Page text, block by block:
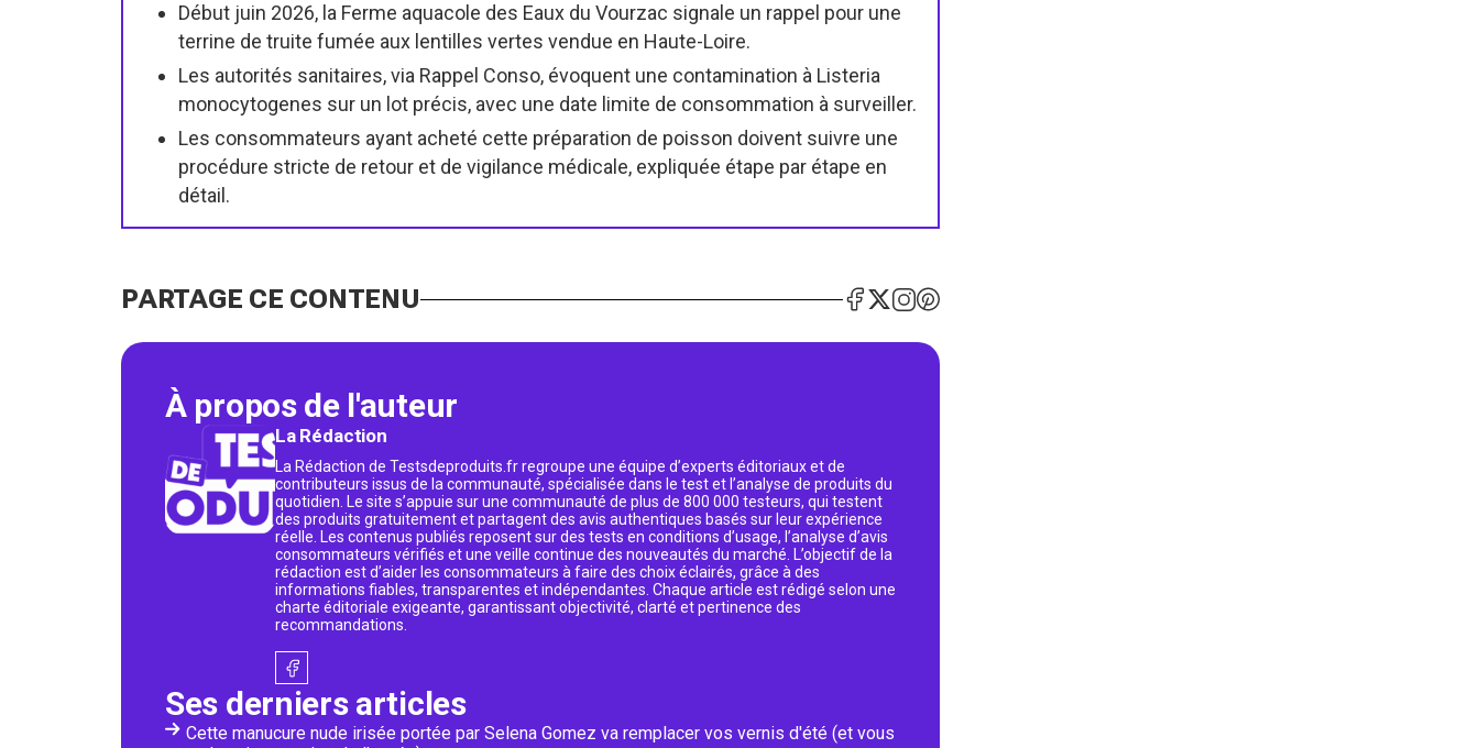
Début juin 2026, la Ferme aquacole des Eaux du Vourzac signale un rappel pour une
terrine de truite fumée aux lentilles vertes vendue en Haute-Loire.
Les autorités sanitaires, via Rappel Conso, évoquent une contamination à Listeria
monocytogenes sur un lot précis, avec une date limite de consommation à surveiller.
Les consommateurs ayant acheté cette préparation de poisson doivent suivre une
procédure stricte de retour et de vigilance médicale, expliquée étape par étape en
détail.
PARTAGE CE CONTENU
À propos de l'auteur
La Rédaction
La Rédaction de Testsdeproduits.fr regroupe une équipe d’experts éditoriaux et de
contributeurs issus de la communauté, spécialisée dans le test et l’analyse de produits du
quotidien. Le site s’appuie sur une communauté de plus de 800 000 testeurs, qui testent
des produits gratuitement et partagent des avis authentiques basés sur leur expérience
réelle. Les contenus publiés reposent sur des tests en conditions d’usage, l’analyse d’avis
consommateurs vérifiés et une veille continue des nouveautés du marché. L’objectif de la
rédaction est d’aider les consommateurs à faire des choix éclairés, grâce à des
informations fiables, transparentes et indépendantes. Chaque article est rédigé selon une
charte éditoriale exigeante, garantissant objectivité, clarté et pertinence des
recommandations.
Ses derniers articles
Cette manucure nude irisée portée par Selena Gomez va remplacer vos vernis d'été (et vous